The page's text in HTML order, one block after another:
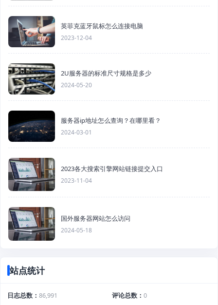
英菲克蓝牙鼠标怎么连接电脑
2023-12-04
2U服务器的标准尺寸规格是多少
2024-05-20
服务器ip地址怎么查询？在哪里看？
2024-03-01
2023各大搜索引擎网站链接提交入口
2023-11-04
国外服务器网站怎么访问
2024-05-18
站点统计
日志总数 86,991 评论总数
0